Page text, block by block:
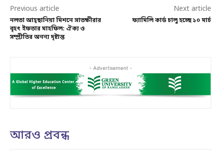
Previous article
নলতা আহ্ছানিয়া মিশনে সাতক্ষীরার
বৃহৎ ইফতার মাহফিল: ঐক্য ও
সম্প্রীতির অনন্য দৃষ্টান্ত
Next article
ফ্যামিলি কার্ড চালু হচ্ছে ১০ মার্চ
- Advertisement -
আরও প্রবন্ধ